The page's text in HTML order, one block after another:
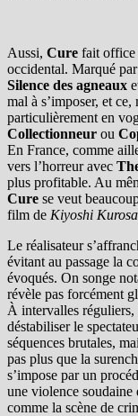
Aussi, Cure fait office
occidental. Marqué
Silence des agneaux
mal à s’imposer, et
particulièrement en
Collectionneur ou
En France, comme
vers l’horreur avec
plus profitable. Au
Cure se veut
film de Kiyoshi
Le réalisateur
évitant au passage la
évoqués. On songe
révèle pas forcément
À intervalles
déstabiliser le
séquences brutales,
pas plus que la
s’impose par un
une violence soudaine
comme la scène de